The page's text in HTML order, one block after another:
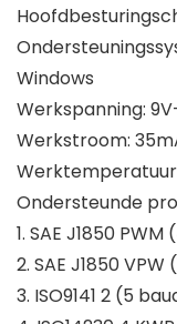
Windows
Werkspanning:
Werkstroom:
Ondersteunde
1. SAE J1850 PWM
2. SAE J1850 VPW
3. ISO9141 2 (5